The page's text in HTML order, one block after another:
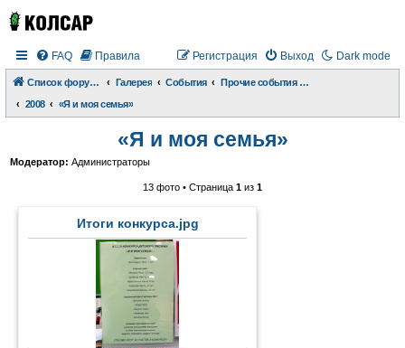
Dark mode
FAQ Правила Выход
Регистрация
Список форумов Галерея События
Прочие события и происшествия
2008
«Я и моя семья»
«Я и моя семья»
Модератор: Администраторы
13 фото • Страница 1 из 1
Итоги конкурса.jpg